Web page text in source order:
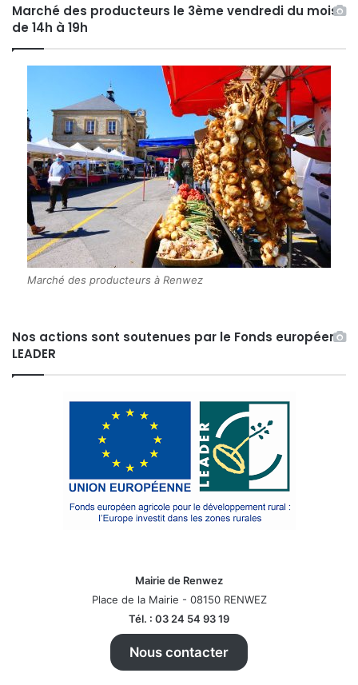
Marché des producteurs le 3ème vendredi du mois
de 14h à 19h
Marché des producteurs à Renwez
Nos actions sont soutenues par le Fonds européen
LEADER
Mairie de Renwez
Place de la Mairie - 08150 RENWEZ
Tél. : 03 24 54 93 19
Nous contacter